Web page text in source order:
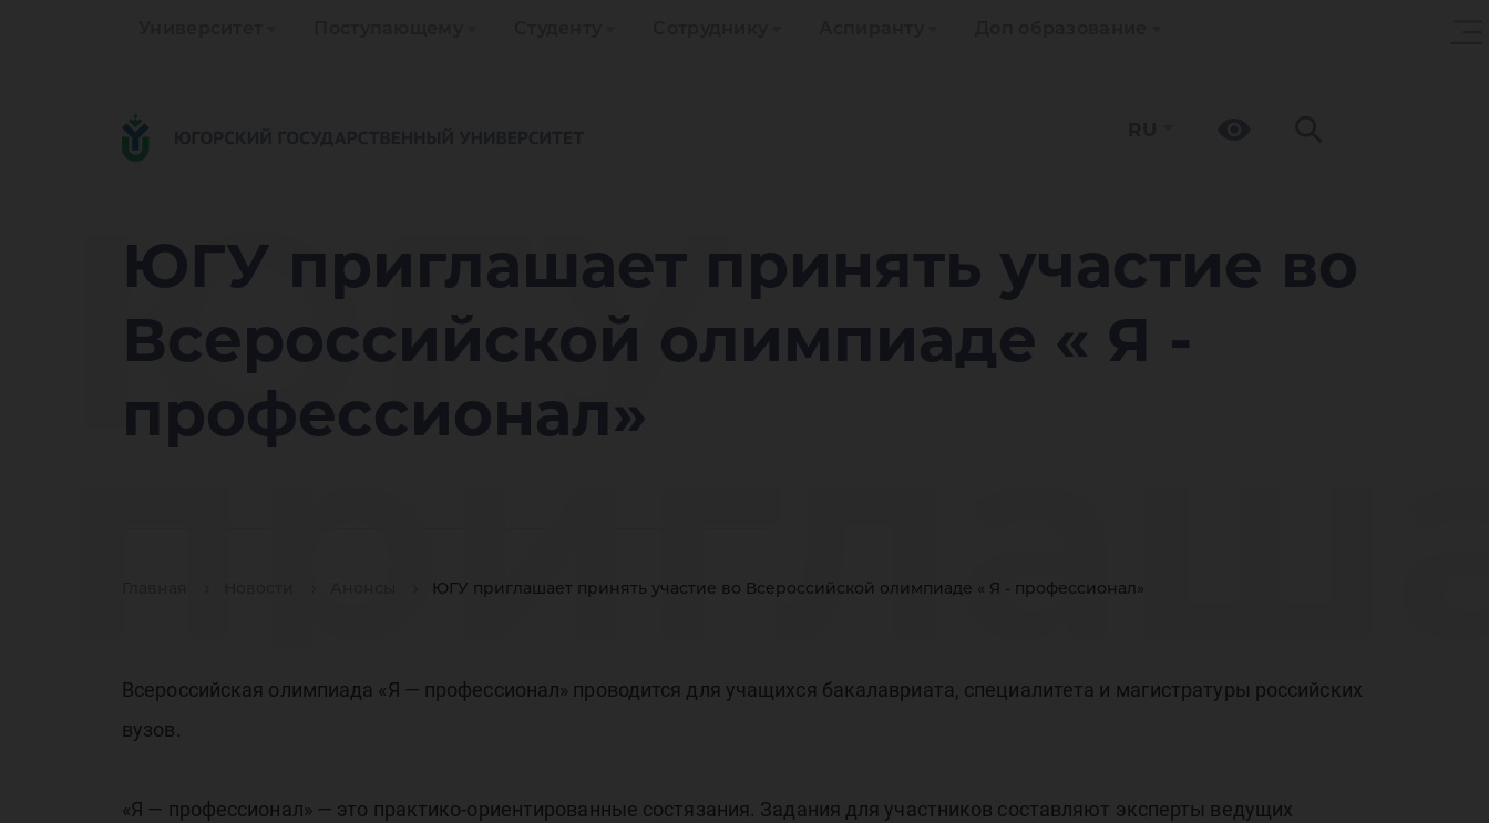
ЮГУ приглашает принять участие во
Всероссийской олимпиаде « Я -
профессионал»
ЮГУ приглашает принять участие во Всероссийской олимпиаде « Я - профессионал»
ЮГУ
принять
Всероссийская олимпиада «Я — профессионал» проводится для учащихся бакалавриата, специалитета и магистратуры российских
вузов.
«Я — профессионал» — это практико-ориентированные состязания. Задания для участников составляют эксперты ведущих